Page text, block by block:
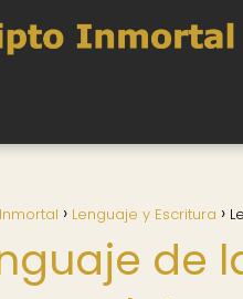
Lenguaje y Escritura
de